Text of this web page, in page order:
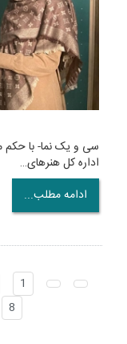
سی و یک نما- با حکم
اداره کل هنرهای…
ادامه مطلب...
1
8